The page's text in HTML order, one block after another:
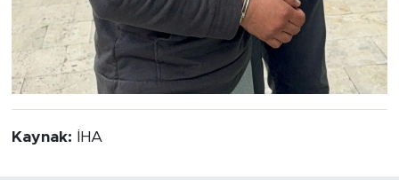
Kaynak: İHA